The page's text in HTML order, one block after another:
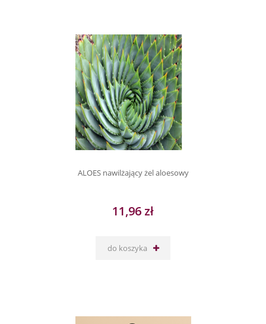
ALOES nawilżający żel aloesowy
11,96 zł
do koszyka